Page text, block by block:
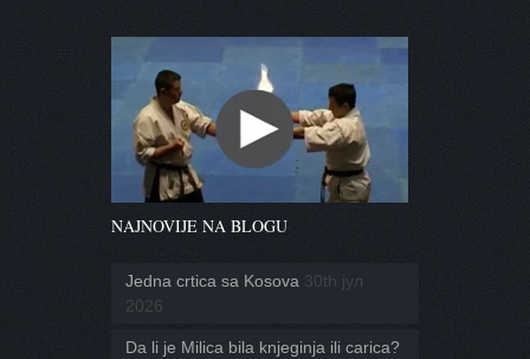
NAJNOVIJE NA BLOGU
Jedna crtica sa Kosova 30th јул
2026
Da li je Milica bila knjeginja ili carica?